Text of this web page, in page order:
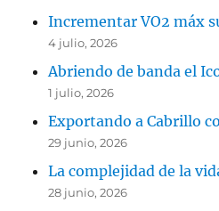
Incrementar VO2 máx
4 julio, 2026
Abriendo de banda el
1 julio, 2026
Exportando a Cabrillo
29 junio, 2026
La complejidad de la
28 junio, 2026